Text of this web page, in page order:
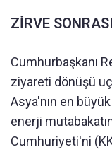
ZİRVE
Cumhurbaşkanı
ziyareti dönüşü
Asya'nın en
enerji
Cumhuriyeti'ni